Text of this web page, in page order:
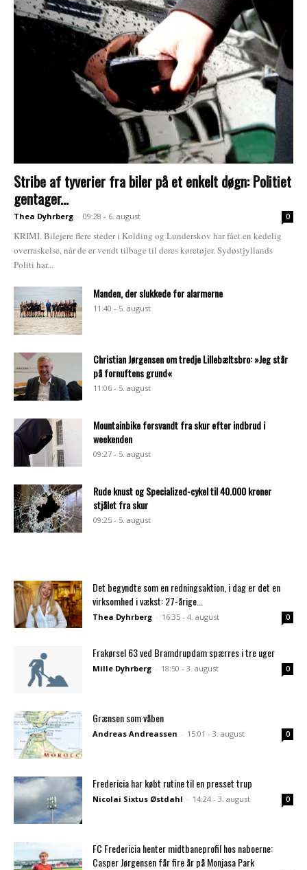
Stribe af tyverier fra biler på et enkelt døgn: Politiet
gentager...
Thea Dyhrberg - 09:28 - 6. august 0
KRIMI. Bilejere flere steder i Kolding og Lunderskov har fået en kedelig
overraskelse, når de er vendt tilbage til deres køretøjer. Sydøstjyllands
Politi har...
Manden, der slukkede for alarmerne
11:40 - 5. august
Christian Jørgensen om tredje Lillebæltsbro: »Jeg står
på fornuftens grund«
11:06 - 5. august
Mountainbike forsvandt fra skur efter indbrud i
weekenden
09:27 - 5. august
Rude knust og Specialized-cykel til 40.000 kroner
stjålet fra skur
09:25 - 5. august
Det begyndte som en redningsaktion, i dag er det en
virksomhed i vækst: 27-årige...
Thea Dyhrberg - 16:35 - 4. august 0
Frakørsel 63 ved Bramdrupdam spærres i tre uger
Mille Dyhrberg - 18:50 - 3. august 0
Grænsen som våben
Andreas Andreassen - 15:01 - 3. august 0
Fredericia har købt rutine til en presset trup
Nicolai Sixtus Østdahl - 14:24 - 3. august 0
FC Fredericia henter midtbaneprofil hos naboerne:
Casper Jørgensen får fire år på Monjasa Park